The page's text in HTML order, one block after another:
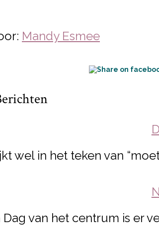
Mandy Esmee
wel in het teken van
Dag van het centrum is er